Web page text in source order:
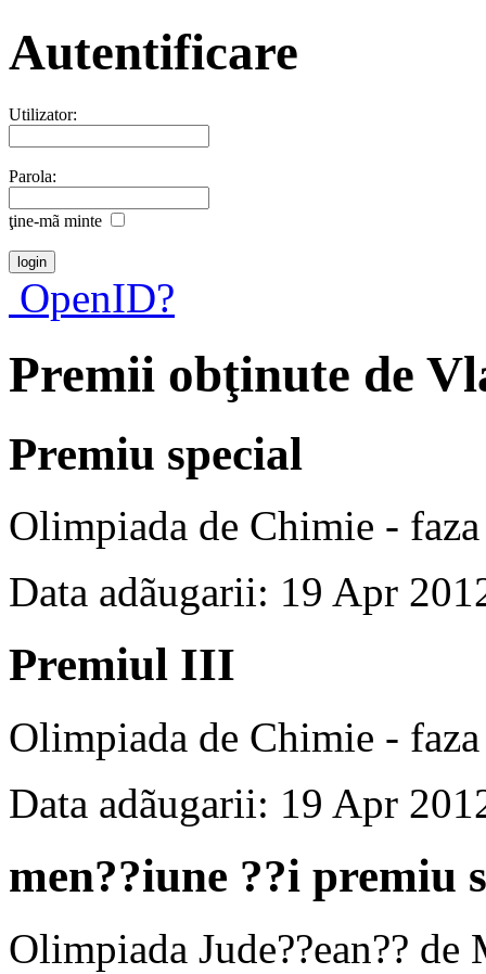
Autentificare
Utilizator:
Parola:
ţine-mã minte
OpenID?
Premii obţinute de
Premiu special
Olimpiada de Chimie -
Data adãugarii: 19 Apr
Premiul III
Olimpiada de Chimie -
Data adãugarii: 19 Apr
men??iune ??i premiu
Olimpiada Jude??ean??